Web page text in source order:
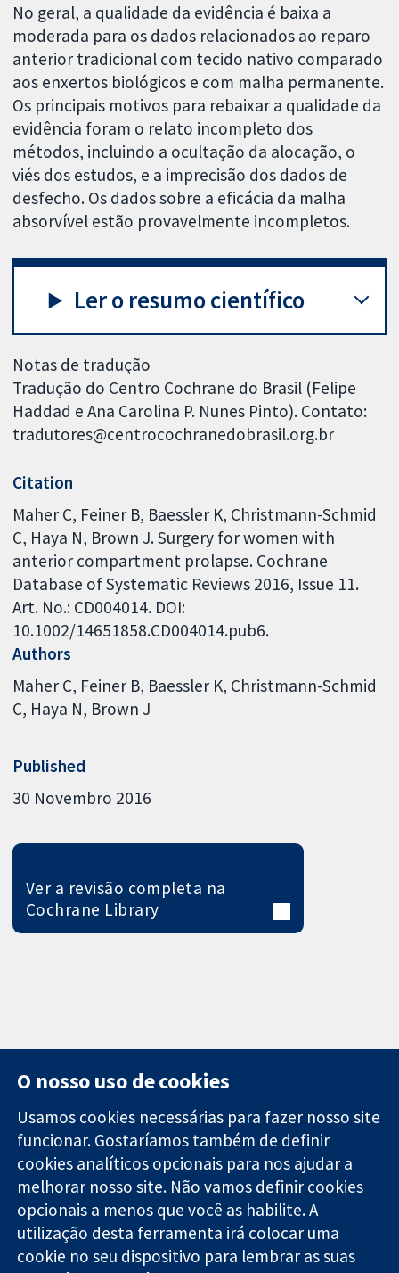
No geral, a qualidade da evidência é baixa a
moderada para os dados relacionados ao reparo
anterior tradicional com tecido nativo comparado
aos enxertos biológicos e com malha permanente.
Os principais motivos para rebaixar a qualidade da
evidência foram o relato incompleto dos
métodos, incluindo a ocultação da alocação, o
viés dos estudos, e a imprecisão dos dados de
desfecho. Os dados sobre a eficácia da malha
absorvível estão provavelmente incompletos.
Ler o resumo científico
Notas de tradução
Tradução do Centro Cochrane do Brasil (Felipe
Haddad e Ana Carolina P. Nunes Pinto). Contato:
tradutores@centrocochranedobrasil.org.br
Citation
Maher C, Feiner B, Baessler K, Christmann-Schmid
C, Haya N, Brown J. Surgery for women with
anterior compartment prolapse. Cochrane
Database of Systematic Reviews 2016, Issue 11.
Art. No.: CD004014. DOI:
10.1002/14651858.CD004014.pub6.
Authors
Maher C Feiner B Baessler K Christmann-Schmid
C Haya N Brown J
Published
30 Novembro 2016
Ver a revisão completa na
Cochrane Library
Evidências
confiáveis.
Decisões
informadas.
Melhor saúde.
11-13 Cavendish
Square
Londres
W1G 0AN
Reino Unido
Contato
Notícias
Assessoria de
imprensa
Sobre nós
Cochrane
O nosso uso de cookies
Usamos cookies necessárias para fazer nosso site
funcionar. Gostaríamos também de definir
cookies analíticos opcionais para nos ajudar a
melhorar nosso site. Não vamos definir cookies
opcionais a menos que você as habilite. A
utilização desta ferramenta irá colocar uma
cookie no seu dispositivo para lembrar as suas